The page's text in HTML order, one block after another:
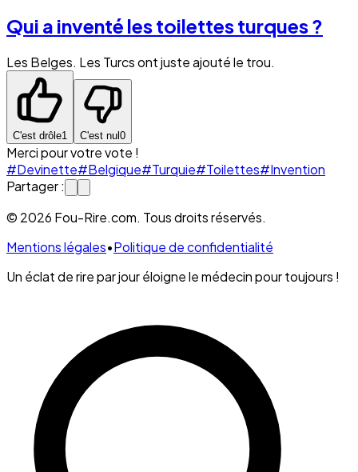
Qui a inventé les toilettes turques ?
Les Belges. Les Turcs ont juste ajouté le trou.
C'est drôle1 C'est nul0
Merci pour votre vote !
#Devinette#Belgique#Turquie#Toilettes#Invention
Partager :
© 2026 Fou-Rire.com. Tous droits réservés.
Mentions légales•Politique de confidentialité
Un éclat de rire par jour éloigne le médecin pour toujours !